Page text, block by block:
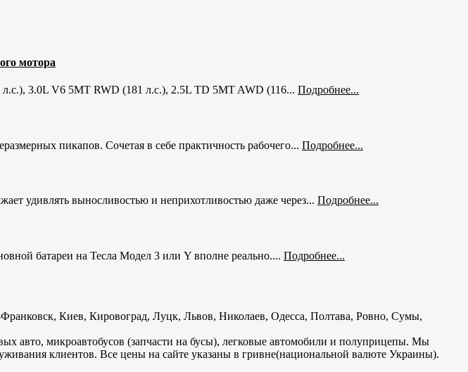
мотора
3.0L V6 5MT RWD (181 л.с.), 2.5L TD 5MT AWD (116... Подробнее...
пикапов. Сочетая в себе практичность рабочего... Подробнее...
удивлять выносливостью и неприхотливостью даже через... Подробнее...
батареи на Тесла Модел 3 или Y вполне реально.... Подробнее...
Киев, Кировоград, Луцк, Львов, Николаев, Одесса, Полтава, Ровно, Сумы,
авто, микроавтобусов (запчасти на бусы), легковые автомобили и полуприцепы. Мы
клиентов. Все цены на сайте указаны в гривне(национальной валюте Украины).